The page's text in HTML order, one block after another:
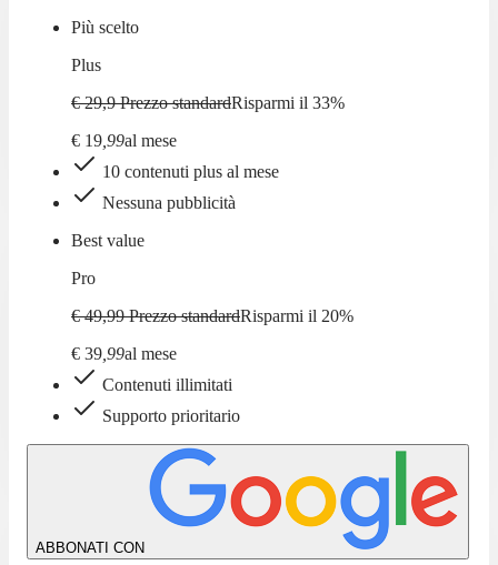
Più scelto
Plus
€ 29,9 Prezzo standardRisparmi il 33%
€ 19 99al mese
10 contenuti plus al mese
Nessuna pubblicità
Best value
Pro
€ 49,99 Prezzo standardRisparmi il 20%
€ 39 99al mese
Contenuti illimitati
Supporto prioritario
ABBONATI CON